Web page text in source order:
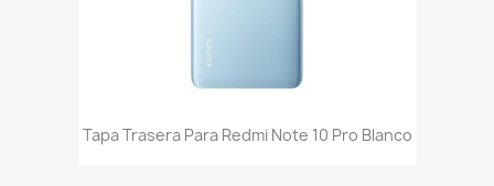
Tapa Trasera Para Redmi Note 10 Pro Blanco